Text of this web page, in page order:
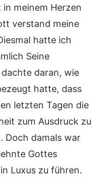
meinem Herzen
verstand meine
hatte ich
Seine
daran, wie
hatte, dass
letzten Tagen die
zum Ausdruck zu
Doch damals war
Gottes
Luxus zu führen.